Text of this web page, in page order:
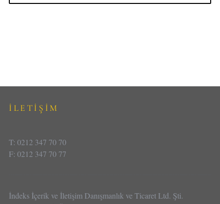
İLETİŞİM
T: 0212 347 70 70
F: 0212 347 70 77
İndeks İçerik ve İletişim Danışmanlık ve Ticaret Ltd. Şti.